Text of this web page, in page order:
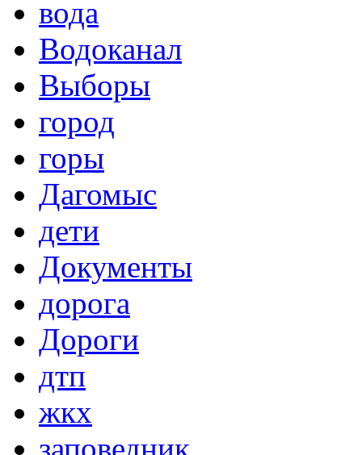
вода
Водоканал
Выборы
город
горы
Дагомыс
дети
Документы
дорога
Дороги
дтп
жкх